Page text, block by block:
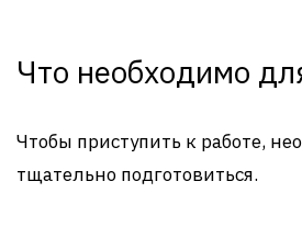
Что необходимо
Чтобы приступить к работе,
тщательно подготовиться.